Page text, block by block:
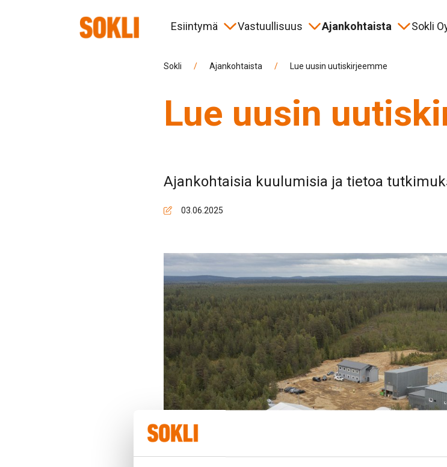
Esiintymä
Aikajana
Vastuullisuus
Ympäristö ja elinkeinot Paikallinen yhteistyö
Ajankohtaista
Tapahtumat
Sokli
More than a Mine -hanke
Sponsorointi
Hakusana
Sokli / Ajankohtaista / Lue uusin uutiskirjeemme
Lue uusin
Ajankohtaisia kuulumisia ja tietoa
03.06.2025